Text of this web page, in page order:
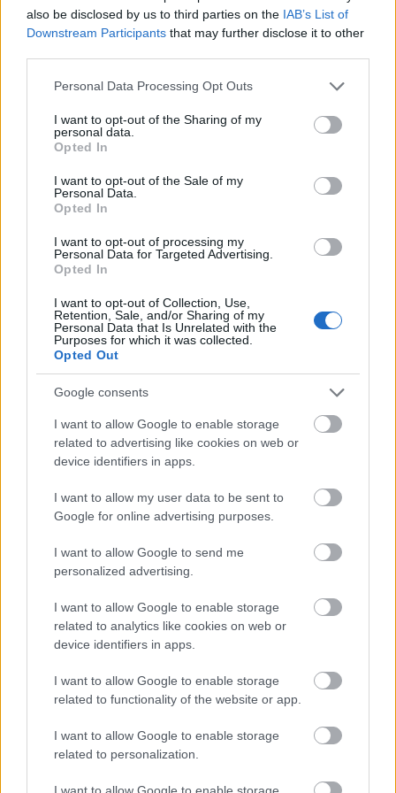
also be disclosed by us to third parties on the IAB’s List of
Downstream Participants that may further disclose it to other
Please note that this website/app uses one or more Google
not limited to your visit or usage behaviour. You may click to
grant or deny consent to Google and its third-party tags to
use your data for below specified purposes in below Google
consent section.
Personal Data Processing Opt Outs
I want to opt-out of the Sharing of my
personal data.
Opted In
I want to opt-out of the Sale of my
Personal Data.
Opted In
I want to opt-out of processing my
Personal Data for Targeted Advertising.
Opted In
I want to opt-out of Collection, Use,
Retention, Sale, and/or Sharing of my
Personal Data that Is Unrelated with the
Purposes for which it was collected.
Opted Out
Google consents
I want to allow Google to enable storage
related to advertising like cookies on web or
device identifiers in apps.
I want to allow my user data to be sent to
Google for online advertising purposes.
I want to allow Google to send me
personalized advertising.
I want to allow Google to enable storage
related to analytics like cookies on web or
device identifiers in apps.
I want to allow Google to enable storage
related to functionality of the website or app.
I want to allow Google to enable storage
related to personalization.
I want to allow Google to enable storage
Amíg megjött a Fényvillamos...
Hamster •2014. február 03.
csúcsát képzik csak a képzavarban, amivel a témával
töltött időmennyiséget lehetne leírni. Minden
megörökítési lehetőségre jutott (némi helyezkedés
után) 30-40-50 percnyi várakozás, ami néha még
úgy is sok volt, hogy enyhe…
Azt hittem, meguntam - de
tévedtem: a Fényvillamos
Hamster•2014. január 27.